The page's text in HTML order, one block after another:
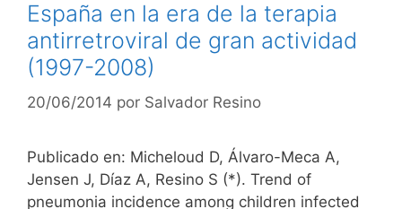
España en la era de la terapia
antirretroviral de gran actividad
(1997-2008)
20/06/2014 por Salvador Resino
Publicado en: Micheloud D, Álvaro-Meca A,
Jensen J, Díaz A, Resino S (*). Trend of
pneumonia incidence among children infected